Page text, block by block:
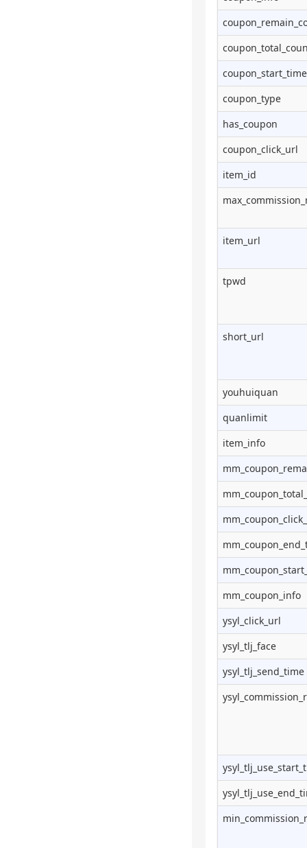
coupon_start_time
coupon_type
has_coupon
coupon_click_url
item_id
item_url
tpwd
short_url
youhuiquan
quanlimit
item_info
mm_coupon_info
ysyl_click_url
ysyl_tlj_face
ysyl_tlj_send_time